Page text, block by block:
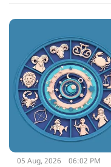
सकता है.
05 Aug, 2026 06:02 PM